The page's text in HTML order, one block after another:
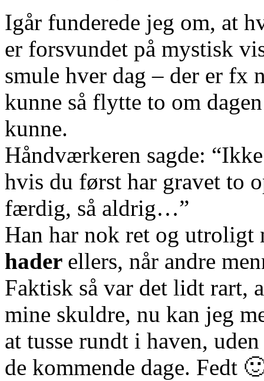
Igår funderede jeg om, at
er forsvundet på mystisk
smule hver dag – der er fx
kunne så flytte to om
kunne.
Håndværkeren sagde:
hvis du først har gravet to
færdig, så aldrig…”
Han har nok ret og utroligt
hader ellers, når andre
Faktisk så var det lidt rart,
mine skuldre, nu kan jeg
at tusse rundt i haven,
de kommende dage. Fedt